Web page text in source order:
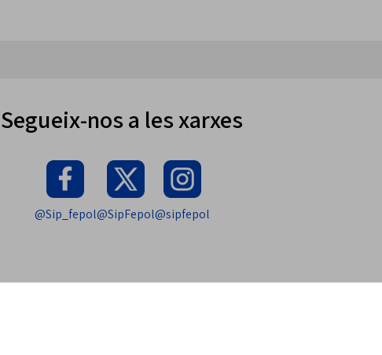
Segueix-nos a les xarxes
@Sip_fepol@SipFepol@sipfepol